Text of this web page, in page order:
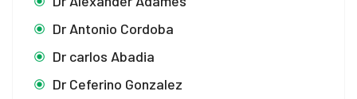
Dr Antonio Cordoba
Dr carlos Abadia
Dr Ceferino Gonzalez